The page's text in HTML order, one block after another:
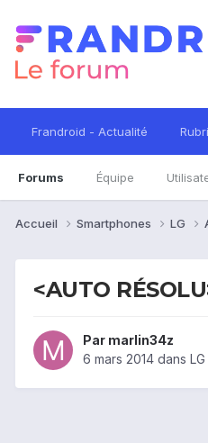
Frandroid - Actualité
Forums Équipe
Accueil Smartphones LG
<AUTO
Par marlin34z
6 mars 2014 dans